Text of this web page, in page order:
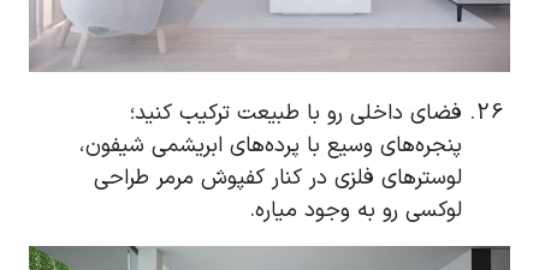
فضای داخلی رو با طبیعت ترکیب کنید؛
پنجره‌های وسیع با پرده‌های ابریشمی شیفون،
لوسترهای فلزی در کنار کفپوش مرمر طراحی
لوکسی رو به وجود میاره.